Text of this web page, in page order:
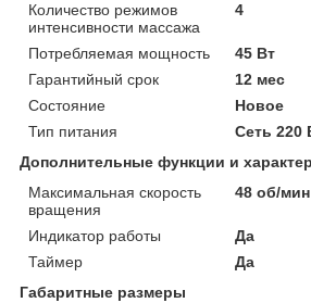
Количество режимов
интенсивности массажа
4
Потребляемая мощность
45 Вт
Гарантийный срок
12 мес
Состояние
Новое
Тип питания
Сеть 220
Дополнительные функции и
Максимальная скорость
вращения
48 об/мин
Индикатор работы
Да
Таймер
Да
Габаритные размеры